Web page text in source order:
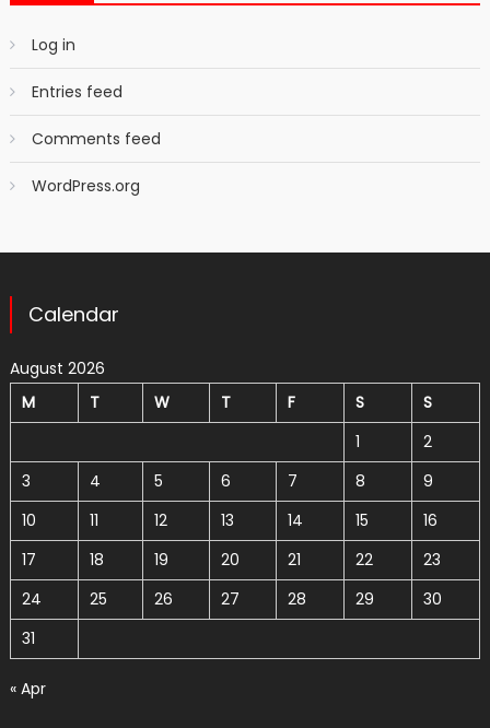
Log in
Entries feed
Comments feed
WordPress.org
Calendar
August 2026
M
T W T F S
S
1
2
3
4 5 6 7 8
9
10
11 12 13 14 15
16
17
18 19 20 21 22
23
24
25 26 27 28 29
30
31
« Apr